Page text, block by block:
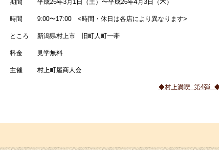
期間 平成26年3月1日（土）〜平成26年4月3日（木）
時間 9:00〜17:00 <時間・休日は各店により異なります>
ところ 新潟県村上市 旧町人町一帯
料金 見学無料
主催 村上町屋商人会
◆村上満喫−第4弾